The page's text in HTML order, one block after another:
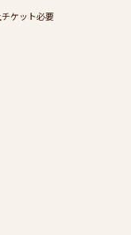
ケット必要